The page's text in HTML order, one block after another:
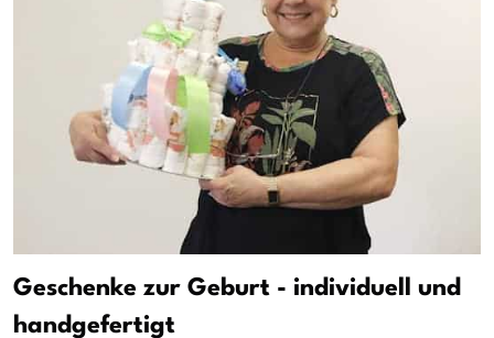
Geschenke zur Geburt - individuell und
handgefertigt